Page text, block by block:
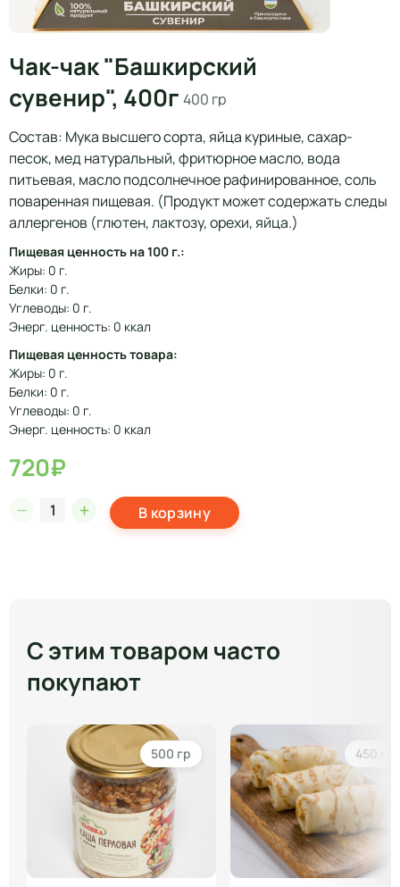
Чак-чак "Башкирский
сувенир", 400г 400 гр
Состав: Мука высшего сорта, яйца куриные, сахар-
песок, мед натуральный, фритюрное масло, вода
питьевая, масло подсолнечное рафинированное, соль
поваренная пищевая. (Продукт может содержать следы
аллергенов (глютен, лактозу, орехи, яйца.)
Пищевая ценность на 100 г.:
Жиры: 0 г.
Белки: 0 г.
Углеводы: 0 г.
Энерг. ценность: 0 ккал
Пищевая ценность товара:
Жиры: 0 г.
Белки: 0 г.
Углеводы: 0 г.
Энерг. ценность: 0 ккал
720₽
В корзину
С этим товаром часто
покупают
500 гр 450 гр